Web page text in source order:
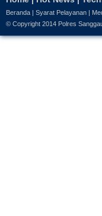
Beranda Syarat Pelayanan
© Copyright 2014 Polres